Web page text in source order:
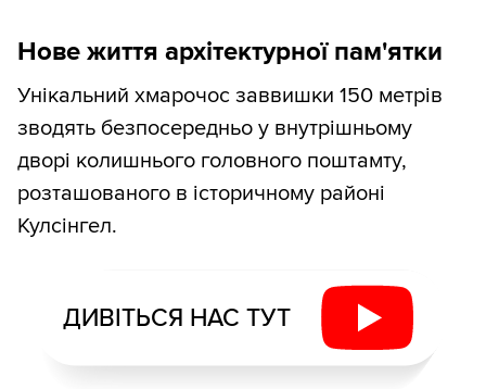
Нове життя архітектурної пам'ятки
Унікальний хмарочос заввишки 150 метрів
зводять безпосередньо у внутрішньому
дворі колишнього головного поштамту,
розташованого в історичному районі
Кулсінгел.
ДИВІТЬСЯ НАС ТУТ